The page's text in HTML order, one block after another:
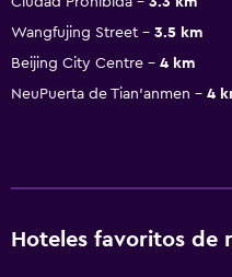
Wangfujing Street
3.5 km
Beijing City Centre
4 km
NeuPuerta de Tian'anmen
4
Hoteles favoritos de